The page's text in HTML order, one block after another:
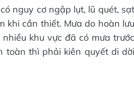
nguy cơ ngập lụt, lũ quét, sạt
khi cần thiết. Mưa do hoàn lưu
khu vực đã có mưa trước
toàn thì phải kiên quyết di dời